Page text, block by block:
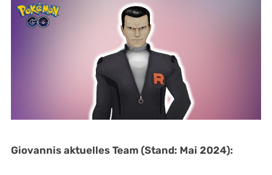
Giovannis aktuelles Team (Stand: Mai 2024):